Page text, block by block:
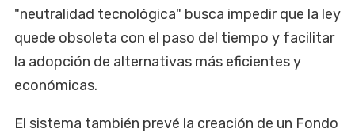
"neutralidad tecnológica" busca impedir que la ley
quede obsoleta con el paso del tiempo y facilitar
la adopción de alternativas más eficientes y
económicas.
El sistema también prevé la creación de un Fondo